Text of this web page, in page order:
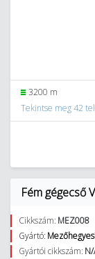
3200 m
Tekintse meg 42
Fém gégecső
Cikkszám: MEZ008
Gyártó:
Gyártói cikkszám: N/